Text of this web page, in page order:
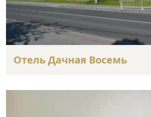
Отель Дачная Восемь